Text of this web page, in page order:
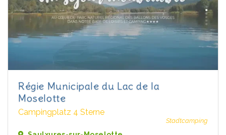
Régie Municipale du Lac de la
Moselotte
Campingplatz 4 Sterne
Stadtcamping